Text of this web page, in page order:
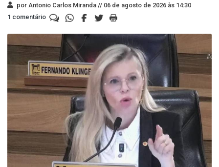
por Antonio Carlos Miranda // 06 de agosto de 2026 às 14:30
1 comentário